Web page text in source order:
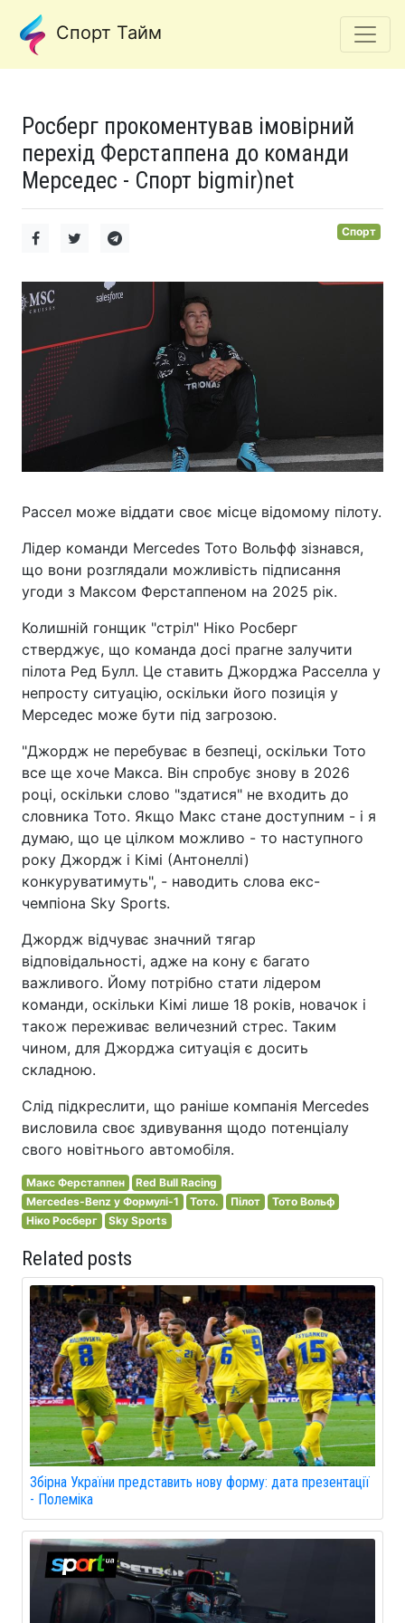
Спорт Тайм
Росберг прокоментував імовірний
перехід Ферстаппена до команди
Мерседес - Спорт bigmir)net
Спорт
Рассел може віддати своє місце відомому пілоту.
Лідер команди Mercedes Тото Вольфф зізнався,
що вони розглядали можливість підписання
угоди з Максом Ферстаппеном на 2025 рік.
Колишній гонщик "стріл" Ніко Росберг
стверджує, що команда досі прагне залучити
пілота Ред Булл. Це ставить Джорджа Расселла у
непросту ситуацію, оскільки його позиція у
Мерседес може бути під загрозою.
"Джордж не перебуває в безпеці, оскільки Тото
все ще хоче Макса. Він спробує знову в 2026
році, оскільки слово "здатися" не входить до
словника Тото. Якщо Макс стане доступним - і я
думаю, що це цілком можливо - то наступного
року Джордж і Кімі (Антонеллі)
конкуруватимуть", - наводить слова екс-
чемпіона Sky Sports.
Джордж відчуває значний тягар
відповідальності, адже на кону є багато
важливого. Йому потрібно стати лідером
команди, оскільки Кімі лише 18 років, новачок і
також переживає величезний стрес. Таким
чином, для Джорджа ситуація є досить
складною.
Слід підкреслити, що раніше компанія Mercedes
висловила своє здивування щодо потенціалу
свого новітнього автомобіля.
Макс Ферстаппен
Red Bull Racing
Mercedes-Benz у Формулі-1
Тото. Пілот
Тото Вольф
Ніко Росберг
Sky Sports
Related posts
Збірна України представить нову форму: дата презентації
- Полеміка